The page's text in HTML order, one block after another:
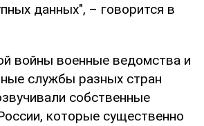
данных", – говорится в
войны военные ведомства и
службы разных стран
собственные
которые существенно